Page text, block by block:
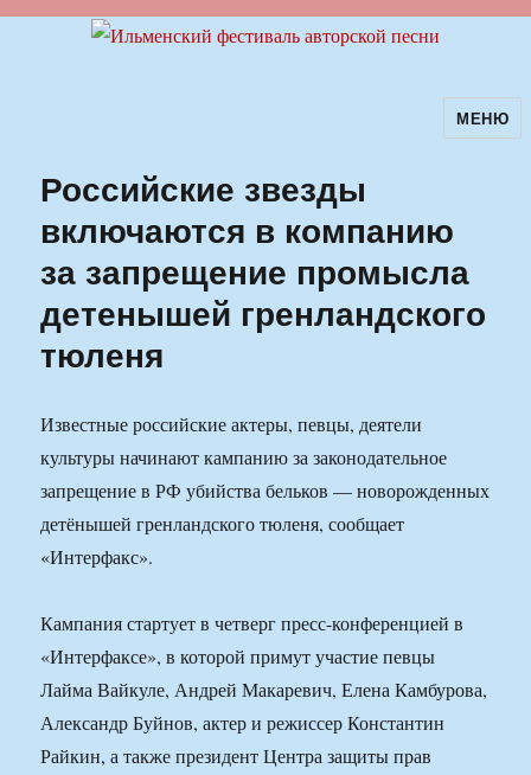
Ильменский фестиваль авторскойМЕНЮ
Российские звезды
включаются в компанию
за запрещение промысла
детенышей гренландского
тюленя
Известные российские актеры, певцы, деятели
культуры начинают кампанию за законодательное
запрещение в РФ убийства бельков — новорожденных
детёнышей гренландского тюленя, сообщает
«Интерфакс».
Кампания стартует в четверг пресс-конференцией в
«Интерфаксе», в которой примут участие певцы
Лайма Вайкуле, Андрей Макаревич, Елена Камбурова,
Александр Буйнов, актер и режиссер Константин
Райкин, а также президент Центра защиты прав